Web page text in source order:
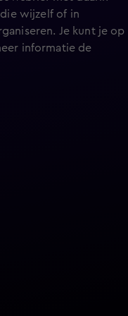
wijzelf of in
Je kunt je op
informatie de